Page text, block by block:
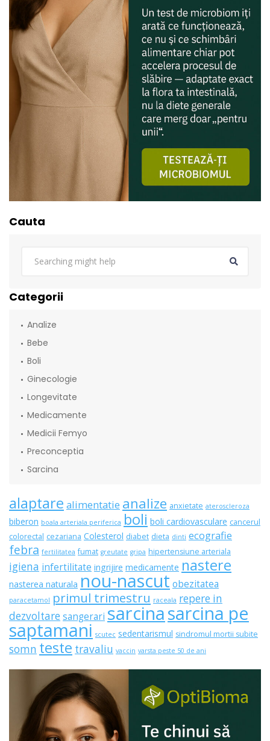
Cauta
Categorii
Analize
Bebe
Boli
Ginecologie
Longevitate
Medicamente
Medicii Femyo
Preconceptia
Sarcina
alaptare alimentatie analize anxietate ateroscleroza
biberon boala arteriala periferica boli boli cardiovasculare cancerul
colorectal cezariana Colesterol diabet dieta dinti ecografie
febra fertilitatea fumat greutate gripa hipertensiune arteriala
igiena infertilitate ingrijire medicamente nastere
nasterea naturala nou-nascut obezitatea
paracetamol primul trimestru raceala repere in
dezvoltare sangerari sarcinasarcina pe
saptamani scutec sedentarismul sindromul mortii subite
somn teste travaliu vaccin varsta peste 50 de ani